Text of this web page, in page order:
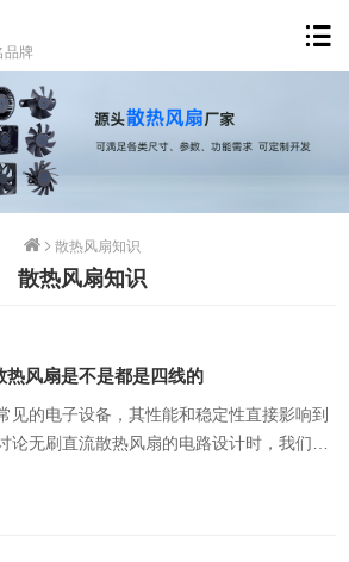
品牌
散热风扇知识
散热风扇知识
风扇是不是都是四线的
见的电子设备，其性能和稳定性直接影响到
论无刷直流散热风扇的电路设计时，我们常
刷散热风扇都是四线的。这种说法是否正
热风扇的线路设计并没有固定的模式，其具
……